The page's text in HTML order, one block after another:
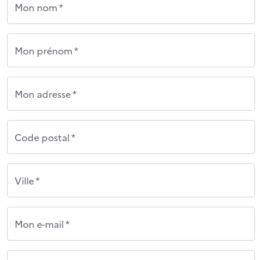
Mon nom *
Mon prénom *
Mon adresse *
Code postal *
Ville *
Mon e-mail *